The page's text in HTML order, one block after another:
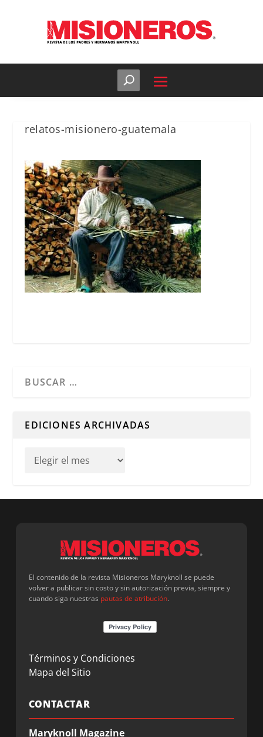
relatos-misionero-guatemala
EDICIONES ARCHIVADAS
El contenido de la revista Misioneros Maryknoll se puede
volver a publicar sin costo y sin autorización previa, siempre y
cuando siga nuestras pautas de atribución.
Términos y Condiciones
Mapa del Sitio
CONTACTAR
Maryknoll Magazine